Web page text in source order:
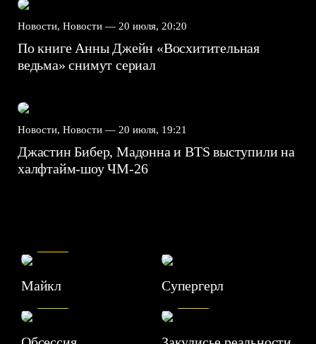
Новости, Новости — 20 июля, 20:20
По книге Анны Джейн «Восхитительная
ведьма» снимут сериал
Новости, Новости — 20 июля, 19:21
Джастин Бибер, Мадонна и BTS выступили на
халфтайм-шоу ЧМ-26
Майкл Супергерл
7.1